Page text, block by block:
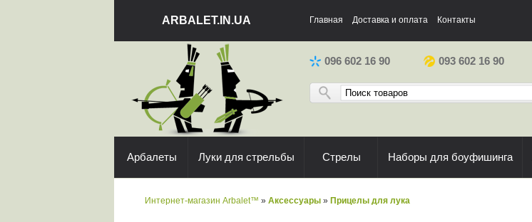
ARBALET.IN.UA Главная Доставка и оплата Контакты
096 602 16 90 093 602 16 90
Арбалеты Луки для стрельбы Стрелы Наборы для боуфишинга
Интернет-магазин Arbalet™ » Аксессуары » Прицелы для лука